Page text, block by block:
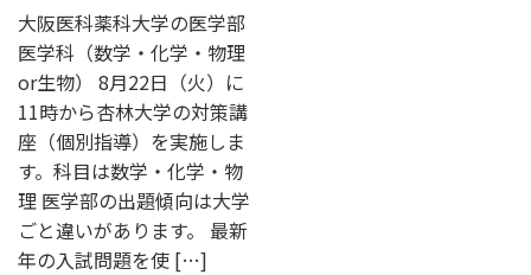
大阪医科薬科大学の医学部
医学科（数学・化学・物理
or生物） 8月22日（火）に
11時から杏林大学の対策講
座（個別指導）を実施しま
す。科目は数学・化学・物
理 医学部の出題傾向は大学
ごと違いがあります。 最新
年の入試問題を使 […]